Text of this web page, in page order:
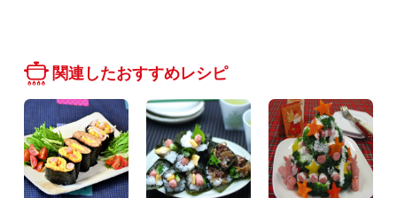
関連したおすすめレシピ